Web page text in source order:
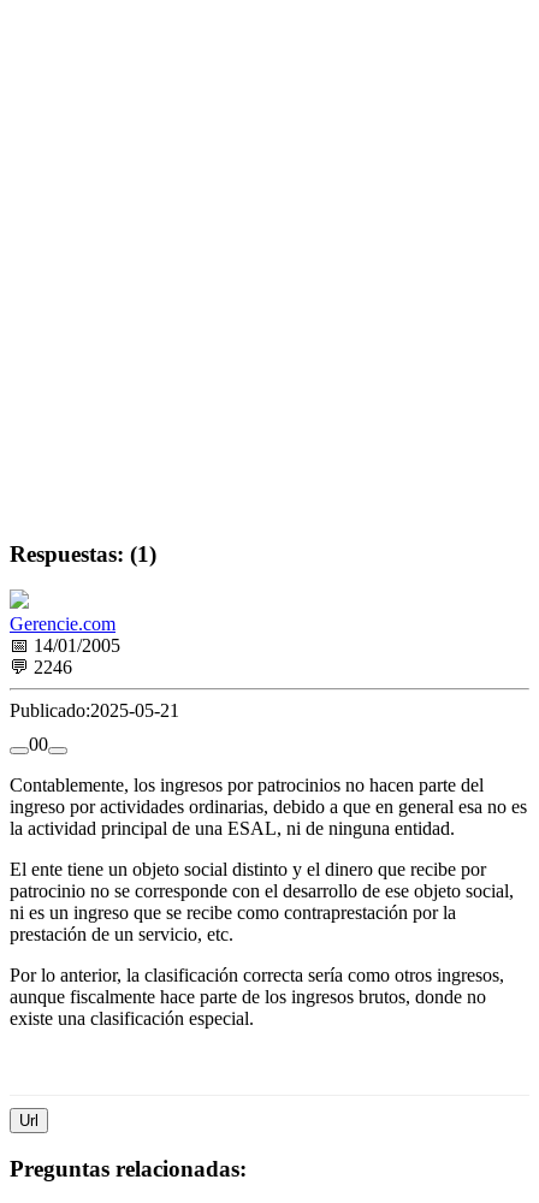
Respuestas: (1)
Gerencie.com
📅 14/01/2005
💬 2246
Publicado:2025-05-21
00
Contablemente, los ingresos por patrocinios no hacen parte del
ingreso por actividades ordinarias, debido a que en general esa no es
la actividad principal de una ESAL, ni de ninguna entidad.
El ente tiene un objeto social distinto y el dinero que recibe por
patrocinio no se corresponde con el desarrollo de ese objeto social,
ni es un ingreso que se recibe como contraprestación por la
prestación de un servicio, etc.
Por lo anterior, la clasificación correcta sería como otros ingresos,
aunque fiscalmente hace parte de los ingresos brutos, donde no
existe una clasificación especial.
Url
Preguntas relacionadas: